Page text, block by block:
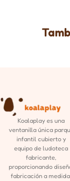
Koalaplay es una
ventanilla única
infantil cubierto y
equipo de ludoteca
fabricante,
proporcionando
fabricación a